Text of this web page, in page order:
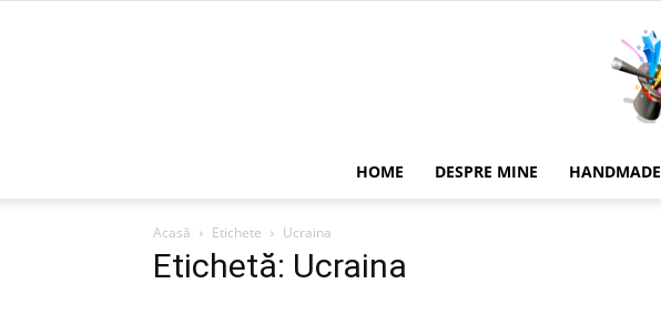
HOME DESPRE MINE HANDMADE
Acasă Etichete Ucraina
Etichetă: Ucraina